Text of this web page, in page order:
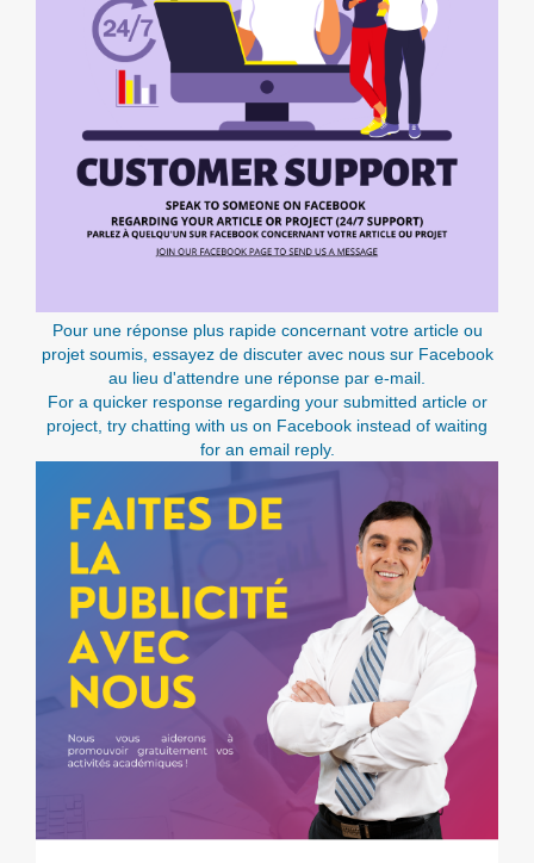
Pour une réponse plus rapide concernant votre article ou
projet soumis, essayez de discuter avec nous sur Facebook
au lieu d'attendre une réponse par e-mail.
For a quicker response regarding your submitted article or
project, try chatting with us on Facebook instead of waiting
for an email reply.